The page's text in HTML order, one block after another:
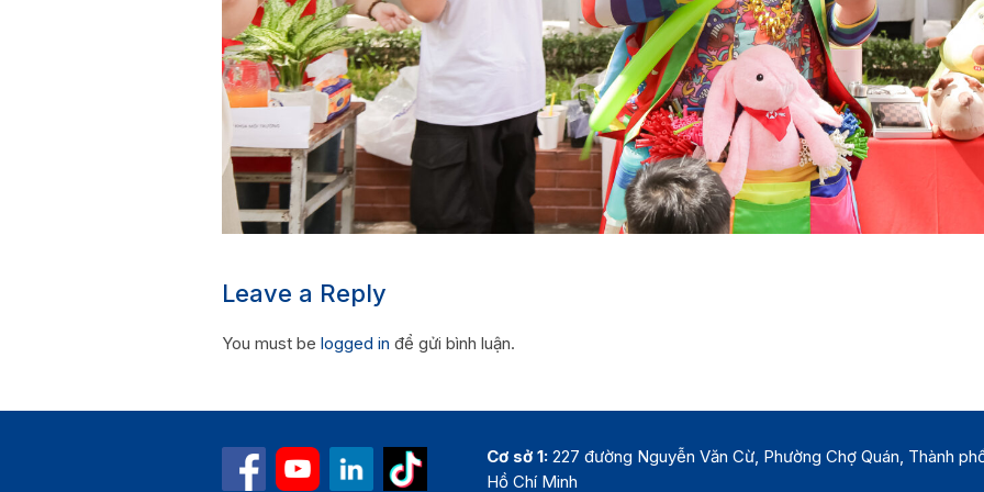
Leave a Reply
You must be logged in để gửi bình luận.
Cơ sở 1: 227 đường Nguyễn Văn Cừ, Phường Chợ Quán, Thành
Hồ Chí Minh